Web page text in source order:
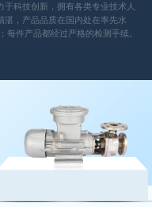
科技创新，拥有各类专业技术人
湛，产品品质在国内处在率先水
每件产品都经过严格的检测手续。